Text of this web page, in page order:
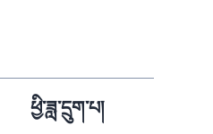
ཕྱི་ཟླ་དྲུག་པ།